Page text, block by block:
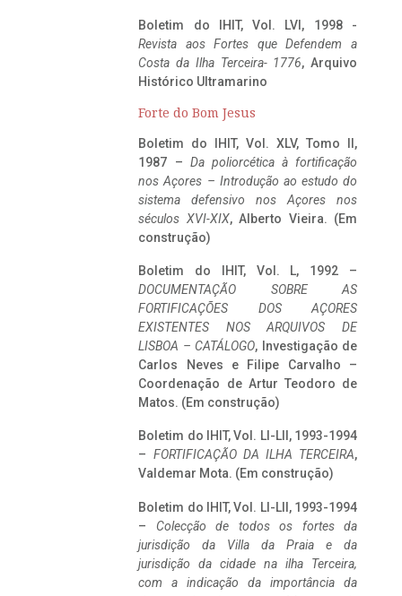
Boletim do IHIT, Vol. LVI, 1998 -
Revista aos Fortes que Defendem a
Costa da Ilha Terceira- 1776, Arquivo
Histórico Ultramarino
Forte do Bom Jesus
Boletim do IHIT, Vol. XLV, Tomo II,
1987 – Da poliorcética à fortificação
nos Açores – Introdução ao estudo do
sistema defensivo nos Açores nos
séculos XVI-XIX, Alberto Vieira. (Em
construção)
Boletim do IHIT, Vol. L, 1992 –
DOCUMENTAÇÃO SOBRE AS
FORTIFICAÇÕES DOS AÇORES
EXISTENTES NOS ARQUIVOS DE
LISBOA – CATÁLOGO, Investigação de
Carlos Neves e Filipe Carvalho –
Coordenação de Artur Teodoro de
Matos. (Em construção)
Boletim do IHIT, Vol. LI-LII, 1993-1994
– FORTIFICAÇÃO DA ILHA TERCEIRA,
Valdemar Mota. (Em construção)
Boletim do IHIT, Vol. LI-LII, 1993-1994
– Colecção de todos os fortes da
jurisdição da Villa da Praia e da
jurisdição da cidade na ilha Terceira,
com a indicação da importância da